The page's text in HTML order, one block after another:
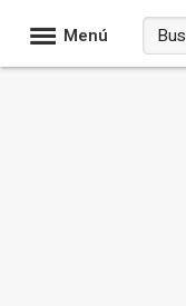
Menú